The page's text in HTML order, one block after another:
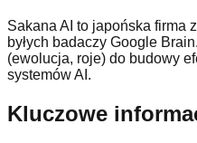
Sakana AI to japońska firma
byłych badaczy Google
(ewolucja, roje) do budowy
systemów AI.
Kluczowe